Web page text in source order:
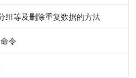
组等及删除重复数据的方法
令